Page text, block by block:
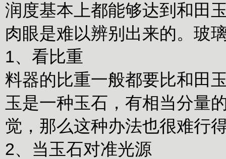
润度基本上都能够达到和田
肉眼是难以辨别出来的。玻
1、看比重
料器的比重一般都要比和田
玉是一种玉石，有相当分量
觉，那么这种办法也很难行
2、当玉石对准光源